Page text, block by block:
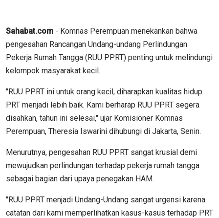
Sahabat.com - Komnas Perempuan menekankan bahwa
pengesahan Rancangan Undang-undang Perlindungan
Pekerja Rumah Tangga (RUU PPRT) penting untuk melindungi
kelompok masyarakat kecil.
"RUU PPRT ini untuk orang kecil, diharapkan kualitas hidup
PRT menjadi lebih baik. Kami berharap RUU PPRT segera
disahkan, tahun ini selesai," ujar Komisioner Komnas
Perempuan, Theresia Iswarini dihubungi di Jakarta, Senin.
Menurutnya, pengesahan RUU PPRT sangat krusial demi
mewujudkan perlindungan terhadap pekerja rumah tangga
sebagai bagian dari upaya penegakan HAM.
"RUU PPRT menjadi Undang-Undang sangat urgensi karena
catatan dari kami memperlihatkan kasus-kasus terhadap PRT